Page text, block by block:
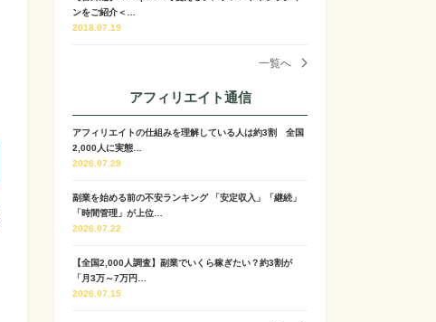
ンをご紹介＜…
2018.07.19
一覧へ
アフィリエイト通信
アフィリエイトの仕組みを理解している人は約3割 全国
2,000人に実態…
2026.07.29
副業を始める前の不安ランキング 「安定収入」「継続」
「時間管理」が上位…
2026.07.22
【全国2,000人調査】副業でいくら稼ぎたい？約3割が
「月3万～7万円…
2026.07.15